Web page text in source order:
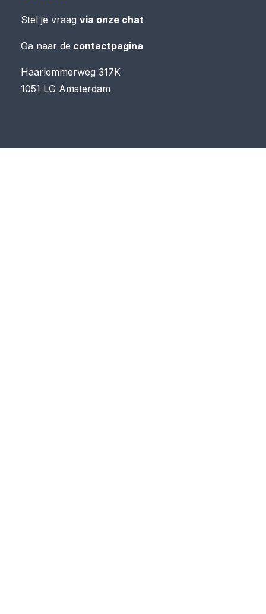
Stel je vraag via onze chat
Ga naar de contactpagina
Haarlemmerweg 317K
1051 LG Amsterdam